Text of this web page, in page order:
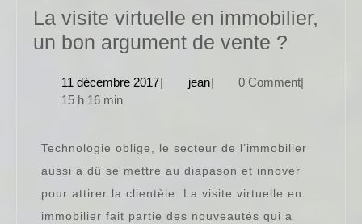
La visite virtuelle en immobilier,
un bon argument de vente ?
virtuelle
bon
11 décembre 201711
| jeanjean
| 0 Comment|
15 h 16 min
Technologie oblige, le secteur de l’immobilier
aussi a dû se mettre au diapason et innover
pour attirer la clientèle. La visite virtuelle en
immobilier fait partie des nouveautés qui a